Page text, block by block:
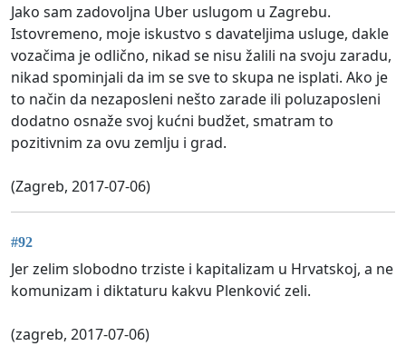
Jako sam zadovoljna Uber uslugom u Zagrebu.
Istovremeno, moje iskustvo s davateljima usluge, dakle
vozačima je odlično, nikad se nisu žalili na svoju zaradu,
nikad spominjali da im se sve to skupa ne isplati. Ako je
to način da nezaposleni nešto zarade ili poluzaposleni
dodatno osnaže svoj kućni budžet, smatram to
pozitivnim za ovu zemlju i grad.
(Zagreb, 2017-07-06)
#92
Jer zelim slobodno trziste i kapitalizam u Hrvatskoj, a ne
komunizam i diktaturu kakvu Plenković zeli.
(zagreb, 2017-07-06)